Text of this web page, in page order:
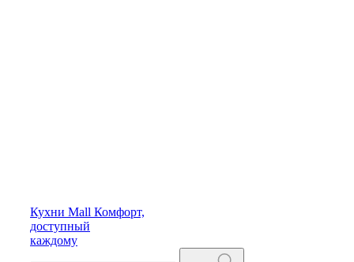
Кухни Mall Комфорт,
доступный
каждому